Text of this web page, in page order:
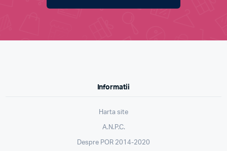
Informatii
Harta site
A.N.P.C.
Despre POR 2014-2020